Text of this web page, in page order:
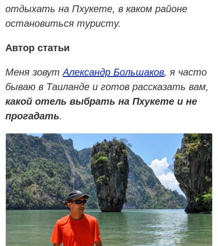
отдыхать на Пхукете, в каком районе
остановиться туристу.
Автор статьи
Меня зовутАлександр Большаков, я часто
бываю в Таиланде и готов рассказать вам,
какой отель выбрать на Пхукете и не
прогадать.